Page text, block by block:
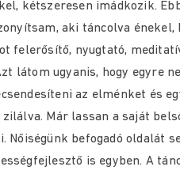
kétszeresen imádkozik.
aki táncolva
felerősítő, nyugtató,
látom ugyanis, hogy egyre
az elménket és
zilálva. Már lassan a saját
Nőiségünk befogadó oldalát
is egyben. A